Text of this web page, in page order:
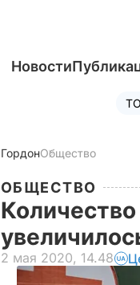
Новости
ГордонОбщество
ОБЩЕСТВО
2 мая 2020, 14.48